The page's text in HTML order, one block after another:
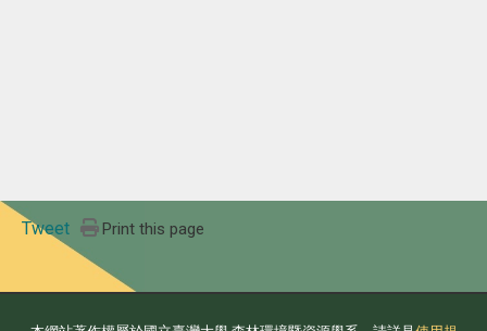
Tweet Print this page